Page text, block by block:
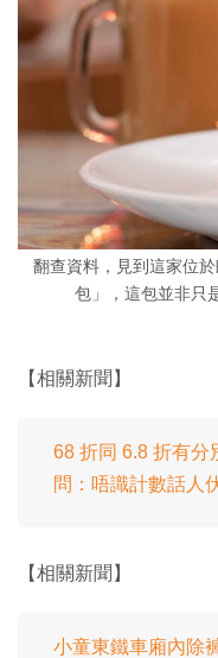
翻查資料，見到這家位
包」，這包並非只
【相關新聞】
68 折同 6.8 折有分
問：唔識計數話人
【相關新聞】
小童東鐵車廂內除